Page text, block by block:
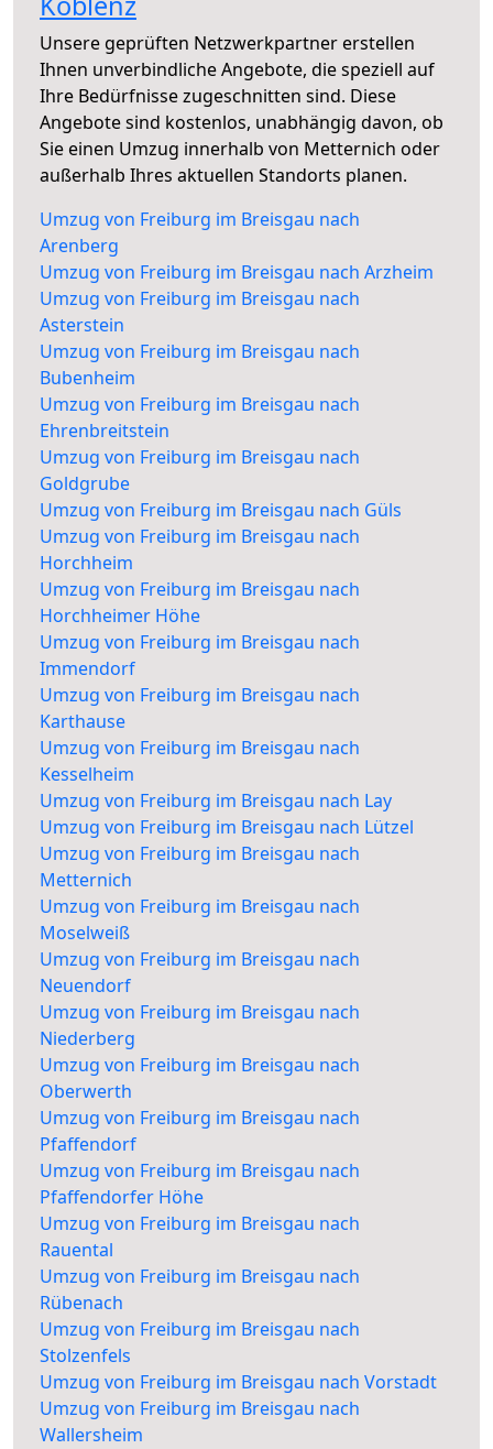
Unsere geprüften Netzwerkpartner erstellen
Ihnen unverbindliche Angebote, die speziell auf
Ihre Bedürfnisse zugeschnitten sind. Diese
Angebote sind kostenlos, unabhängig davon, ob
Sie einen Umzug innerhalb von Metternich oder
außerhalb Ihres aktuellen Standorts planen.
Umzug von Freiburg im Breisgau nach
Arenberg
Umzug von Freiburg im Breisgau nach Arzheim
Umzug von Freiburg im Breisgau nach
Asterstein
Umzug von Freiburg im Breisgau nach
Bubenheim
Umzug von Freiburg im Breisgau nach
Ehrenbreitstein
Umzug von Freiburg im Breisgau nach
Goldgrube
Umzug von Freiburg im Breisgau nach Güls
Umzug von Freiburg im Breisgau nach
Horchheim
Umzug von Freiburg im Breisgau nach
Horchheimer Höhe
Umzug von Freiburg im Breisgau nach
Immendorf
Umzug von Freiburg im Breisgau nach
Karthause
Umzug von Freiburg im Breisgau nach
Kesselheim
Umzug von Freiburg im Breisgau nach Lay
Umzug von Freiburg im Breisgau nach Lützel
Umzug von Freiburg im Breisgau nach
Metternich
Umzug von Freiburg im Breisgau nach
Moselweiß
Umzug von Freiburg im Breisgau nach
Neuendorf
Umzug von Freiburg im Breisgau nach
Niederberg
Umzug von Freiburg im Breisgau nach
Oberwerth
Umzug von Freiburg im Breisgau nach
Pfaffendorf
Umzug von Freiburg im Breisgau nach
Pfaffendorfer Höhe
Umzug von Freiburg im Breisgau nach
Rauental
Umzug von Freiburg im Breisgau nach
Rübenach
Umzug von Freiburg im Breisgau nach
Stolzenfels
Umzug von Freiburg im Breisgau nach Vorstadt
Umzug von Freiburg im Breisgau nach
Wallersheim